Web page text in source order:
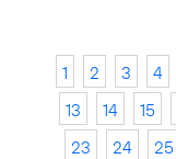
1 2 3 4
13
14 15
23
24 25